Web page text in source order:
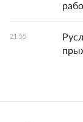
21:55